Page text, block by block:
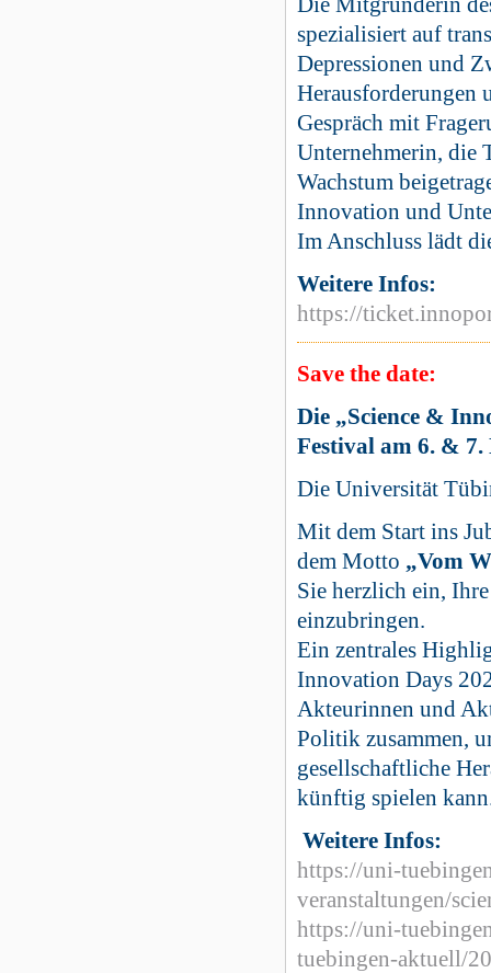
spezialisiert auf
Depressionen und
Herausforderungen
Gespräch mit
Unternehmerin, die
Wachstum
Innovation und
Im Anschluss lädt
Weitere Infos:
https://
Save the date:
Die „Science &
Festival am 6. & 7.
Die Universität
Mit dem Start ins
dem Motto „Vom
Sie herzlich ein,
einzubringen.
Ein zentrales
Innovation Days
Akteurinnen und
Politik zusammen,
gesellschaftliche
künftig spielen
Weitere Infos:
https://uni-
veranstaltungen/
https://uni-
tuebingen-aktuell/